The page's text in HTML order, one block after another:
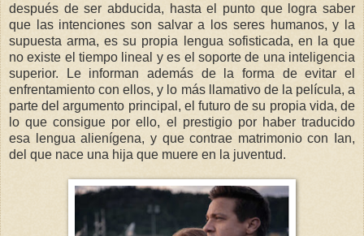
después de ser abducida, hasta el punto que logra saber
que las intenciones son salvar a los seres humanos, y la
supuesta arma, es su propia lengua sofisticada, en la que
no existe el tiempo lineal y es el soporte de una inteligencia
superior. Le informan además de la forma de evitar el
enfrentamiento con ellos, y lo más llamativo de la película, a
parte del argumento principal, el futuro de su propia vida, de
lo que consigue por ello, el prestigio por haber traducido
esa lengua alienígena, y que contrae matrimonio con Ian,
del que nace una hija que muere en la juventud.